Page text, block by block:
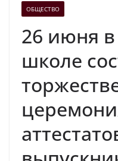
ОБЩЕСТВО
26 июня в
школе